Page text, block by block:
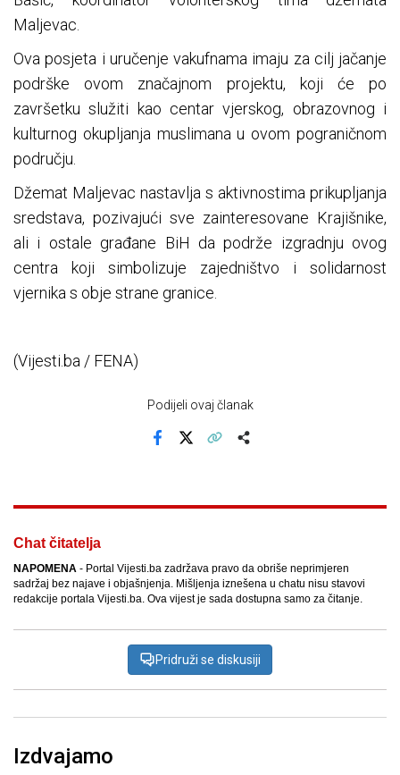
Maljevac.
Ova posjeta i uručenje vakufnama imaju za cilj jačanje
podrške ovom značajnom projektu, koji će po
završetku služiti kao centar vjerskog, obrazovnog i
kulturnog okupljanja muslimana u ovom pograničnom
području.
Džemat Maljevac nastavlja s aktivnostima prikupljanja
sredstava, pozivajući sve zainteresovane Krajišnike,
ali i ostale građane BiH da podrže izgradnju ovog
centra koji simbolizuje zajedništvo i solidarnost
vjernika s obje strane granice.
(Vijesti.ba / FENA)
Podijeli ovaj članak
Chat čitatelja
NAPOMENA - Portal Vijesti.ba zadržava pravo da obriše neprimjeren
sadržaj bez najave i objašnjenja. Mišljenja iznešena u chatu nisu stavovi
redakcije portala Vijesti.ba. Ova vijest je sada dostupna samo za čitanje.
Pridruži se diskusiji
Izdvajamo